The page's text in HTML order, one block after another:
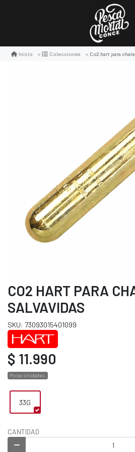
Inicio Colecciones Co2 hart para
CO2 HART PARA
SALVAVIDAS
SKU: 73093015401099
$ 11.990
Pocas Unidades.
33G
CANTIDAD